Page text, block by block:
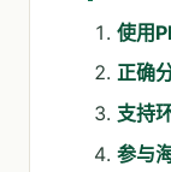
使用
正确
支持
参与